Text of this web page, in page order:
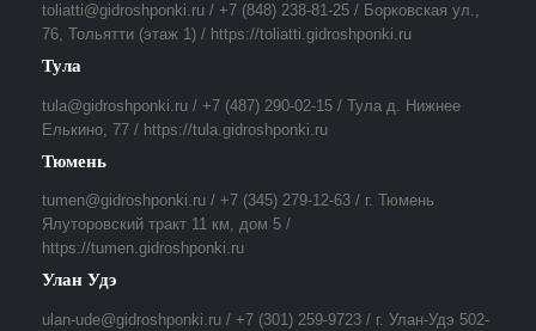
toliatti@gidroshponki.ru / +7 (848) 238-81-25 / Борковская ул.,
76, Тольятти (этаж 1) / https://toliatti.gidroshponki.ru
Тула
tula@gidroshponki.ru / +7 (487) 290-02-15 / Тула д. Нижнее
Елькино, 77 / https://tula.gidroshponki.ru
Тюмень
tumen@gidroshponki.ru / +7 (345) 279-12-63 / г. Тюмень
Ялуторовский тракт 11 км, дом 5 /
https://tumen.gidroshponki.ru
Улан Удэ
ulan-ude@gidroshponki.ru / +7 (301) 259-9723 / г. Улан-Удэ 502-